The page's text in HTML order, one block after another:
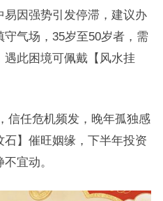
因强势引发停滞，建议办
气场，35岁至50岁者，需
遇此困境可佩戴【风水挂
信任危机频发，晚年孤独感
】催旺姻缘，下半年投资
宜动。